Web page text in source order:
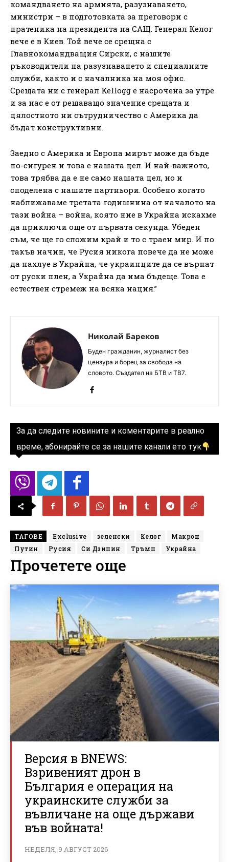
командването на армията, разузнаването,
министри – в подготовката за преговори с
пратеника на президента на САЩ. Генерал Келог
вече е в Киев. Той вече се срещна с
Главнокомандващия Сирски, с нашите
ръководители на разузнаването и специалните
служби, както и с началника на моя офис.
Срещата ни с генерал Kellogg е насрочена за утре
и за нас е от решаващо значение срещата и
цялостното ни сътрудничество с Америка да
бъдат конструктивни.
Заедно с Америка и Европа мирът може да бъде
по-сигурен и това е нашата цел. И най-важното,
това трябва да е не само нашата цел, но и
споделена с нашите партньори. Особено когато
наближаваме третата годишнина от началото на
тази война – война, която ние в Украйна искахме
да приключи още от първата секунда. Убеден
съм, че ще го сложим край и то с траен мир. И по
такъв начин, че Русия никога повече да не може
да нахлуе в Украйна, че украинците да се върнат
от руски плен, а Украйна да има бъдеще. Това е
естествен стремеж на всяка нация.”
Николай Бареков
Буден гражданин, журналист без
цензура и борец за свобода на
словото. Създател на БТВ и ТВ7.
За да следите новините и коментарите в реално
време, абонирайте се за нашите канали ето тук
ТАГОВЕ Exclusive зеленски Келог
Макрон
Путин
Русия Си Дзипин Тръмп Украйна
Прочетете още
Версия в BNEWS:
Взривеният дрон в
България е операция на
украинските служби за
въвличане на още държави
във войната!
НЕДЕЛЯ, 9 АВГУСТ 2026